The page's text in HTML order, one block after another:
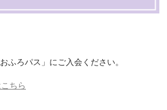
ふろパス」にご入会ください。
ちら